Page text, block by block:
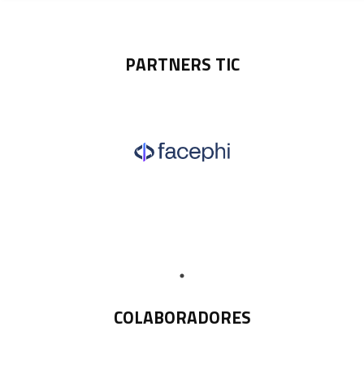
PARTNERS TIC
COLABORADORES